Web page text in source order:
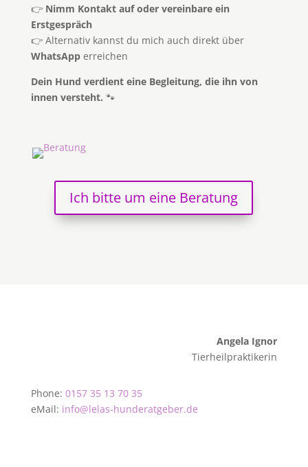
👉 Nimm Kontakt auf oder vereinbare ein
Erstgespräch
👉 Alternativ kannst du mich auch direkt über
WhatsApperreichen
Dein Hund verdient eine Begleitung, die ihn von
innen versteht. 🐾
Ich bitte um eine Beratung
Angela Ignor
Tierheilpraktikerin
Phone: 0157 35 13 70 35
eMail: info@lelas-hunderatgeber.de